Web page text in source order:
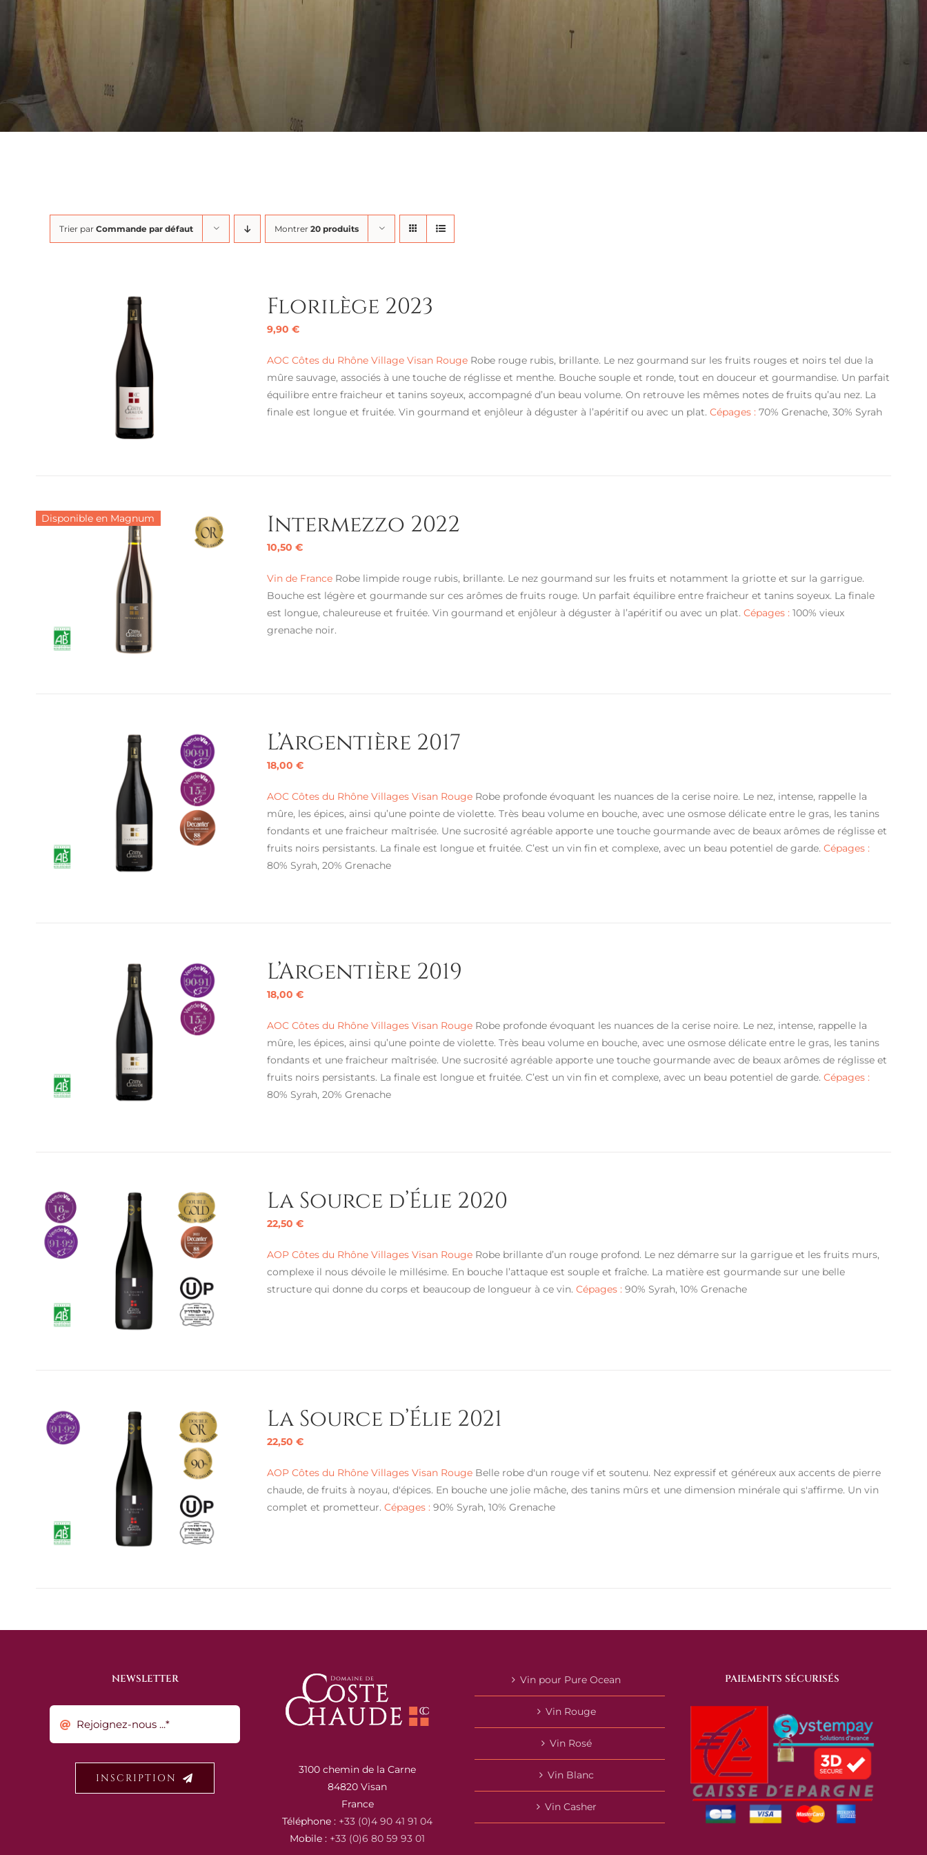
Trier par Commande par défaut Montrer 20 produits
Florilège 2023
9,90 €
AOC Côtes du Rhône Village Visan RougeRobe rouge rubis, brillante. Le nez gourmand sur les fruits rouges et noirs tel due la
mûre sauvage, associés à une touche de réglisse et menthe. Bouche souple et ronde, tout en douceur et gourmandise. Un parfait
équilibre entre fraicheur et tanins soyeux, accompagné d’un beau volume. On retrouve les mêmes notes de fruits qu’au nez. La
finale est longue et fruitée. Vin gourmand et enjôleur à déguster à l’apéritif ou avec un plat. Cépages : 70% Grenache, 30% Syrah
Disponible en Magnum Intermezzo 2022
10,50 €
Vin de FranceRobe limpide rouge rubis, brillante. Le nez gourmand sur les fruits et notamment la griotte et sur la garrigue.
Bouche est légère et gourmande sur ces arômes de fruits rouge. Un parfait équilibre entre fraicheur et tanins soyeux. La finale
est longue, chaleureuse et fruitée. Vin gourmand et enjôleur à déguster à l’apéritif ou avec un plat. Cépages : 100% vieux
grenache noir.
L’Argentière 2017
18,00 €
AOC Côtes du Rhône Villages Visan RougeRobe profonde évoquant les nuances de la cerise noire. Le nez, intense, rappelle la
mûre, les épices, ainsi qu’une pointe de violette. Très beau volume en bouche, avec une osmose délicate entre le gras, les tanins
fondants et une fraicheur maîtrisée. Une sucrosité agréable apporte une touche gourmande avec de beaux arômes de réglisse et
fruits noirs persistants. La finale est longue et fruitée. C’est un vin fin et complexe, avec un beau potentiel de garde. Cépages :
80% Syrah, 20% Grenache
L’Argentière 2019
18,00 €
AOC Côtes du Rhône Villages Visan RougeRobe profonde évoquant les nuances de la cerise noire. Le nez, intense, rappelle la
mûre, les épices, ainsi qu’une pointe de violette. Très beau volume en bouche, avec une osmose délicate entre le gras, les tanins
fondants et une fraicheur maîtrisée. Une sucrosité agréable apporte une touche gourmande avec de beaux arômes de réglisse et
fruits noirs persistants. La finale est longue et fruitée. C’est un vin fin et complexe, avec un beau potentiel de garde. Cépages :
80% Syrah, 20% Grenache
La Source d’Élie 2020
22,50 €
AOP Côtes du Rhône Villages Visan RougeRobe brillante d’un rouge profond. Le nez démarre sur la garrigue et les fruits murs,
complexe il nous dévoile le millésime. En bouche l’attaque est souple et fraîche. La matière est gourmande sur une belle
structure qui donne du corps et beaucoup de longueur à ce vin. Cépages : 90% Syrah, 10% Grenache
La Source d’Élie 2021
22,50 €
AOP Côtes du Rhône Villages Visan RougeBelle robe d'un rouge vif et soutenu. Nez expressif et généreux aux accents de pierre
chaude, de fruits à noyau, d'épices. En bouche une jolie mâche, des tanins mûrs et une dimension minérale qui s'affirme. Un vin
complet et prometteur. Cépages : 90% Syrah, 10% Grenache
NEWSLETTER
INSCRIPTION
3100 chemin de la Carne
84820 Visan
France
Téléphone : +33 (0)4 90 41 91 04
Mobile : +33 (0)6 80 59 93 01
Vin pour Pure Ocean
Vin Rouge
Vin Rosé
Vin Blanc
Vin Casher
PAIEMENTS SÉCURISÉS